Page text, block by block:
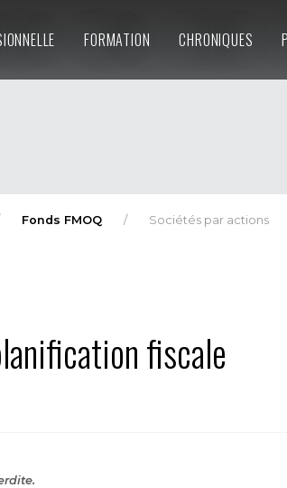
FORMATION CHRONIQUES
Fonds FMOQ Sociétés par actions
fiscale